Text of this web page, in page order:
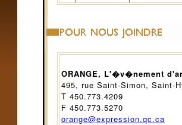
ORANGE, L'�v�nement
495, rue Saint-Simon, Saint-
T 450.773.4209
F 450.773.5270
orange@expression.qc.ca